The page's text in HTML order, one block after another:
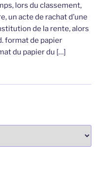
lors du classement,
un acte de rachat d’une
de la rente, alors
format de papier
du papier du […]